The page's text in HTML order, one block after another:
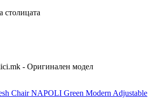
столицата
- Оригинален модел